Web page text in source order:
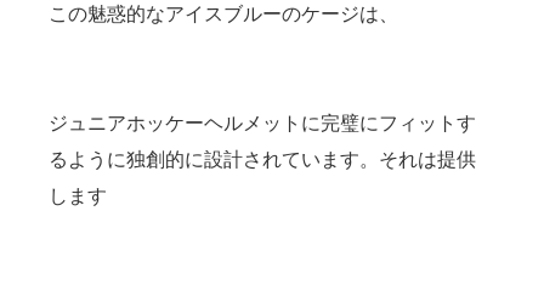
この魅惑的なアイスブルーのケージは、
ジュニアホッケーヘルメットに完璧にフィットす
るように独創的に設計されています。それは提供
します